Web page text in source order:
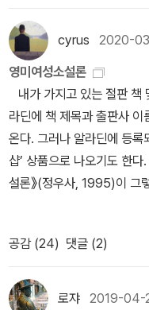
라 리> (번역되지 않음)* 목
을 따랐으며, <다락방의 미
이가 있을 수 있습니다. * 여
함시켰고 일반 폰트 < 볼
해에 필요한 것으로 생각
안 보입니다. * 번역본이 없
릿 풀러, 엘리자베스 배럿
시면 마리아 포포바의 <진
환영합니다. 제보해 주시
원> 이 가장 큰 복병이 될
편, 에밀리 1편, 앤 2편이
의 <와일드펠 홀의 소작인
내에 소개되지 않았다. 강의에서는 그 일곱 편 가운데 네 편을 다루려
고 샬럿의 작품으론 <교수
가 마음에 걸렸다. 번역본
를 대려고 했다. 그런데, 절
판으로 이번에 다시 나왔다.
을 한 편(내지 두 편)을 빼야
많은 번역본이 나와 있는 <
리고 <빌레트>는 이제 두
에서는 유감인데, 네 편의
려지고 중요한 작품은 물론
하기 위해서라도 나머지 작
cyrus 2020-
영미여성소설론
내가 가지고 있는 절판 책
라딘에 책 제목과 출판사 이
온다. 그러나 알라딘에 등록
샵’ 상품으로 나오기도 한
설론》(정우사, 1995)이 그렇다. 《영미여성소설론》은
옮긴 책이다. 논문 한 편을
관계로 생략된 내용이 있다.
은 미국의 작가 토니 모리
958년부터 이화여대 인문
공감 (24) 댓글 (2)
로쟈 2019-04-